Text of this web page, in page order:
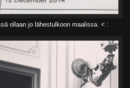
ollaan jo lähestulkoon maalissa. < :